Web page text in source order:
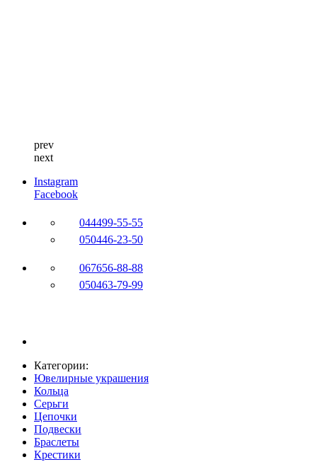
prev
next
Instagram
Facebook
044499-55-55
050446-23-50
067656-88-88
050463-79-99
Категории:
Ювелирные украшения
Кольца
Серьги
Цепочки
Подвески
Браслеты
Крестики